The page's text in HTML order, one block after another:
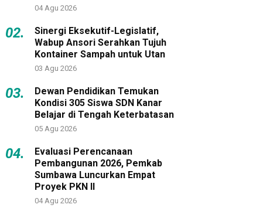
04 Agu 2026
02.
Sinergi Eksekutif-Legislatif,
Wabup Ansori Serahkan Tujuh
Kontainer Sampah untuk Utan
03 Agu 2026
03.
Dewan Pendidikan Temukan
Kondisi 305 Siswa SDN Kanar
Belajar di Tengah Keterbatasan
05 Agu 2026
04.
Evaluasi Perencanaan
Pembangunan 2026, Pemkab
Sumbawa Luncurkan Empat
Proyek PKN II
04 Agu 2026